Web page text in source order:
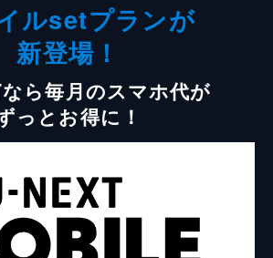
ルsetプランが
新登場！
ら毎月のスマホ代が
っとお得に！